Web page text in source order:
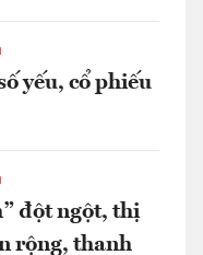
yếu, cổ phiếu
đột ngột, thị
rộng, thanh